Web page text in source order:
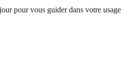
pour vous guider dans votre usage